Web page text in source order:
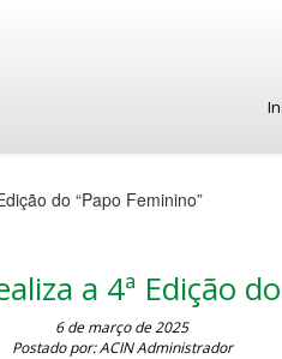
do “Papo Feminino”
a 4ª Edição
6 de março de 2025
Postado por: ACIN Administrador